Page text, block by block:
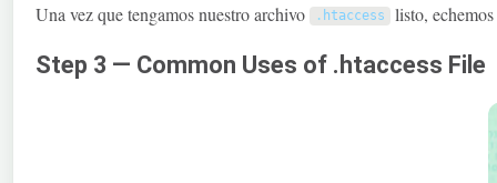
Una vez que tengamos nuestro archivo . htaccess listo, echemos
Step 3 — Common Uses of .htaccess File